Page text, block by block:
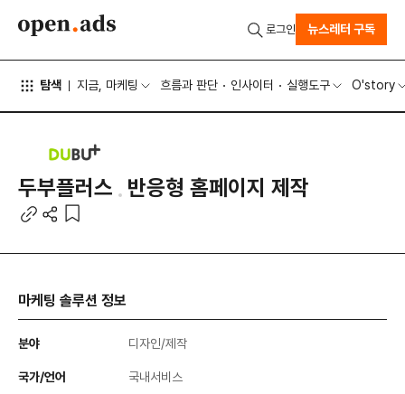
탐색 지금, 마케팅 흐름과 판단 인사이터 실행도구 O'story
로그인 뉴스레터 구독
두부플러스 반응형 홈페이지 제작
마케팅 솔루션 정보
분야 디자인/제작
국가/언어 국내서비스